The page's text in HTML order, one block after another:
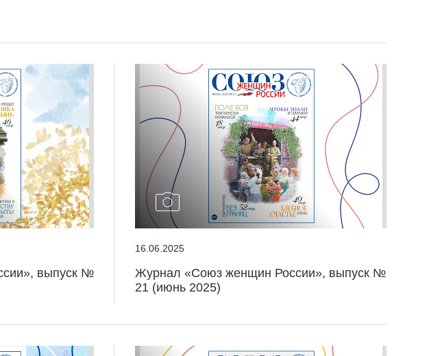
выпуск №
16.06.2025
Журнал «Союз женщин России», выпуск №
21 (июнь 2025)